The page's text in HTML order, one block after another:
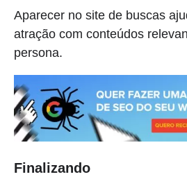
Aparecer no site de buscas
atração com conteúdos
persona.
Finalizando